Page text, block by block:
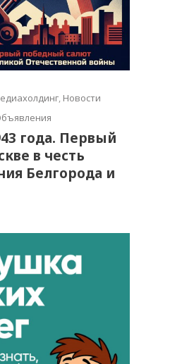
, Новости
года. Первый
в честь
Белгорода и